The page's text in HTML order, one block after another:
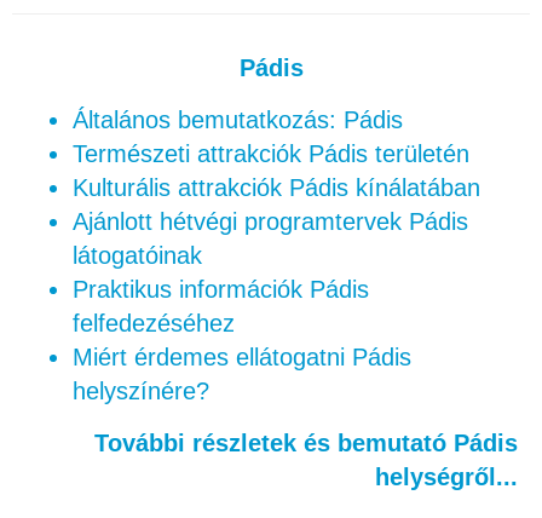
Pádis
Általános bemutatkozás: Pádis
Természeti attrakciók Pádis területén
Kulturális attrakciók Pádis kínálatában
Ajánlott hétvégi programtervek Pádis
látogatóinak
Praktikus információk Pádis
felfedezéséhez
Miért érdemes ellátogatni Pádis
helyszínére?
További részletek és bemutató Pádis
helységről...